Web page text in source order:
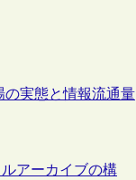
実態と情報流通量
アーカイブの構